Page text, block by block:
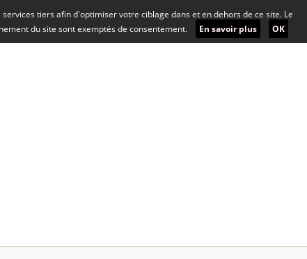
tiers afin d'optimiser votre ciblage dans et en dehors de ce site. Le
du site sont exemptés de consentement.
En savoir plus OK